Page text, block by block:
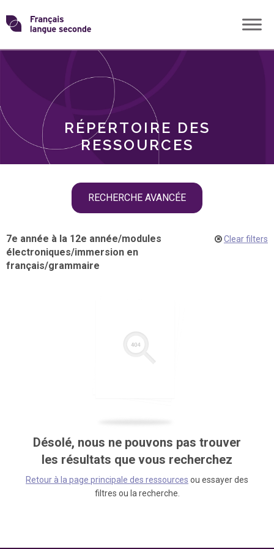
Skip
toTransformons
langue
RÉPERTOIRE DES
RESSOURCES
RECHERCHE AVANCÉE
THÈMES
7e année à la 12e année/modules
électroniques/immersion en
français/grammaire
Clear filters
Désolé, nous ne pouvons pas trouver
les résultats que vous recherchez
Retour à la page principale des ressources ou essayer des
filtres ou la recherche.